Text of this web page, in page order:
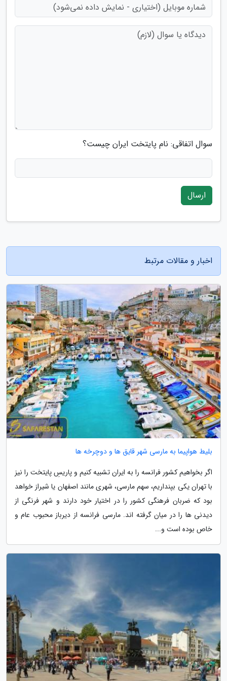
سوال اتفاقی: نام پایتخت ایران چیست؟
ارسال
اخبار و مقالات مرتبط
بلیط هواپیما به مارسی شهر قایق ها و دوچرخه ها
اگر بخواهیم کشور فرانسه را به ایران تشبیه کنیم و پاریسِ پایتخت را نیز
با تهران یکی بپنداریم، سهم مارسی، شهری مانند اصفهان یا شیراز خواهد
بود که ضربان فرهنگی کشور را در اختیار خود دارند و شهر فرنگی از
دیدنی ها را در میان گرفته اند. مارسی فرانسه از دیرباز محبوب عام و
خاص بوده است و...